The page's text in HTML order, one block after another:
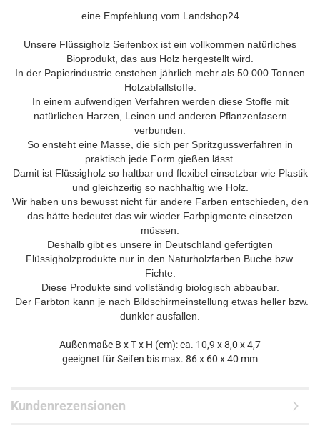
eine Empfehlung vom Landshop24
Unsere Flüssigholz Seifenbox ist ein vollkommen natürliches
Bioprodukt, das aus Holz hergestellt wird.
In der Papierindustrie enstehen jährlich mehr als 50.000 Tonnen
Holzabfallstoffe.
In einem aufwendigen Verfahren werden diese Stoffe mit
natürlichen Harzen, Leinen und anderen Pflanzenfasern
verbunden.
So ensteht eine Masse, die sich per Spritzgussverfahren in
praktisch jede Form gießen lässt.
Damit ist Flüssigholz so haltbar und flexibel einsetzbar wie Plastik
und gleichzeitig so nachhaltig wie Holz.
Wir haben uns bewusst nicht für andere Farben entschieden, den
das hätte bedeutet das wir wieder Farbpigmente einsetzen
müssen.
Deshalb gibt es unsere in Deutschland gefertigten
Flüssigholzprodukte nur in den Naturholzfarben Buche bzw.
Fichte.
Diese Produkte sind vollständig biologisch abbaubar.
Der Farbton kann je nach Bildschirmeinstellung etwas heller bzw.
dunkler ausfallen.
Außenmaße B x T x H (cm):ca. 10,9 x 8,0 x 4,7
geeignet für Seifen bis max. 86 x 60 x 40 mm
Kundenrezensionen